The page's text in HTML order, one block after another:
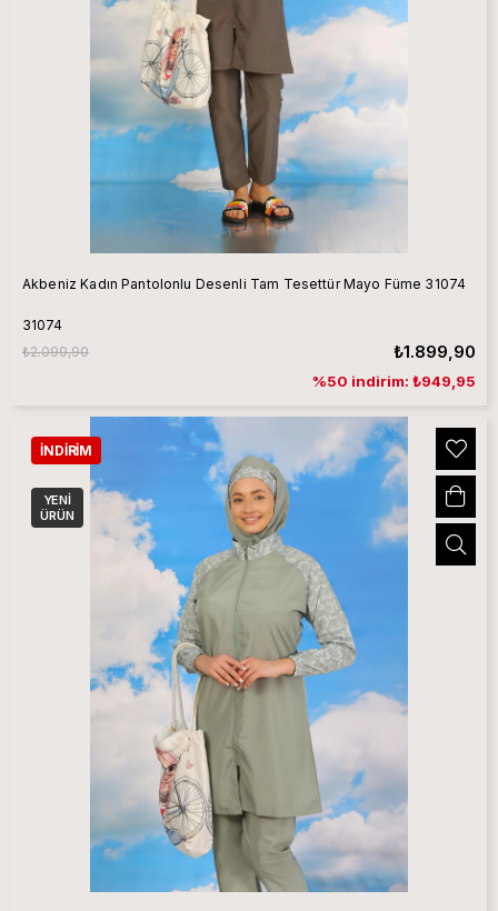
Akbeniz Kadın Pantolonlu Desenli Tam Tesettür Mayo Füme 31074
31074
₺1.899,90
₺2.099,90
%50 indirim: ₺949,95
İNDIRIM
YENI
ÜRÜN